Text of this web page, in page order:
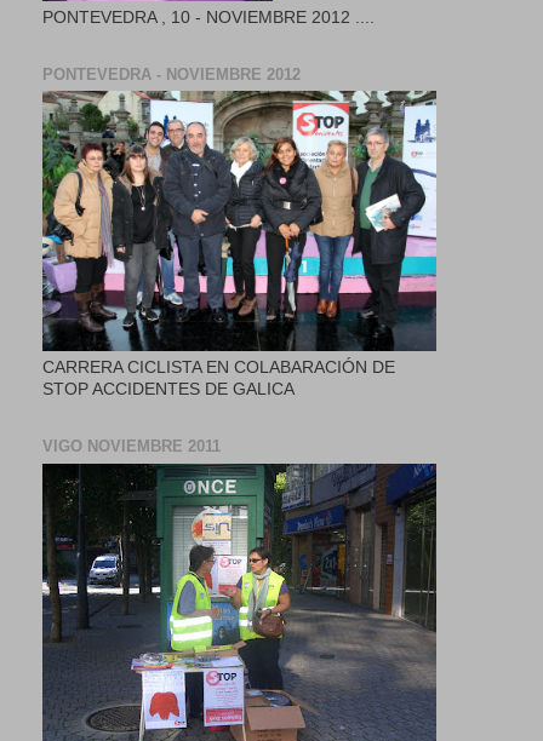
PONTEVEDRA , 10 - NOVIEMBRE 2012 ....
PONTEVEDRA - NOVIEMBRE 2012
CARRERA CICLISTA EN COLABARACIÓN DE
STOP ACCIDENTES DE GALICA
VIGO NOVIEMBRE 2011